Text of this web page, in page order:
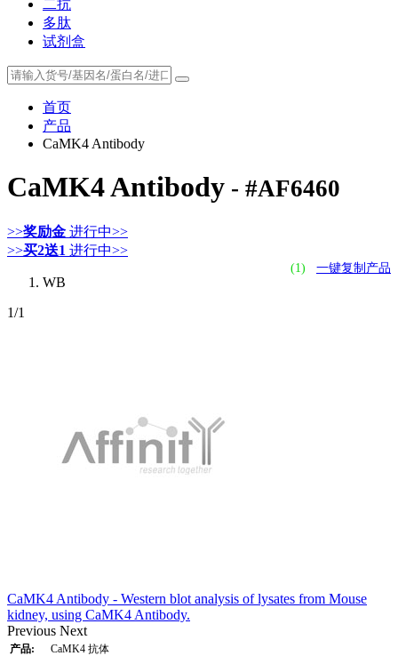
二抗
多肽
试剂盒
首页
产品
CaMK4 Antibody
CaMK4 Antibody - #AF6460
>>奖励金 进行中>>
>>买2送1 进行中>>
(1) 一键复制产品
WB
1/1
CaMK4 Antibody - Western blot analysis of lysates from Mouse
kidney, using CaMK4 Antibody.
Previous Next
产品:
CaMK4 抗体